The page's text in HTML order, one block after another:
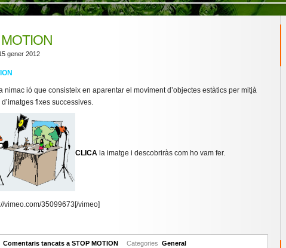
gener 2012
nimac ió que consisteix en aparentar el moviment d’objectes estàtics per mitjà
d’imatges fixes successives.
CLICA la imatge i descobriràs com ho vam fer.
vimeo.com/35099673[/vimeo]
Comentaris tancats a STOP MOTION Categories General